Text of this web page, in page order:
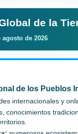
de la
de 2026
de los Pueblos
internacionales y
conocimientos